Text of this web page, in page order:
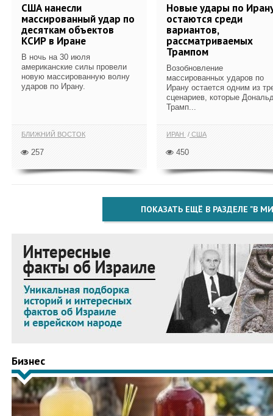
США нанесли
массированный удар по
десяткам объектов
КСИР в Иране
В ночь на 30 июля
американские силы провели
новую массированную волну
ударов по Ирану.
БЛИЖНИЙ ВОСТОК
257
Новые удары по
остаются среди
вариантов,
рассматриваемых
Трампом
Возобновление
массированных ударов по
Ирану остается одним из
сценариев, которые
Трамп...
ИРАН США
450
ПОКАЗАТЬ ЕЩЁ В РАЗДЕЛЕ "В
Бизнес